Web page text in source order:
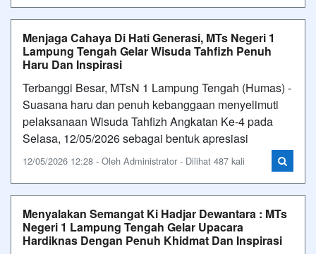
Menjaga Cahaya Di Hati Generasi, MTs Negeri 1
Lampung Tengah Gelar Wisuda Tahfizh Penuh
Haru Dan Inspirasi
Terbanggi Besar, MTsN 1 Lampung Tengah (Humas) -
Suasana haru dan penuh kebanggaan menyelimuti
pelaksanaan Wisuda Tahfizh Angkatan Ke-4 pada
Selasa, 12/05/2026 sebagai bentuk apresiasi
12/05/2026 12:28 - Oleh Administrator - Dilihat 487 kali
Menyalakan Semangat Ki Hadjar Dewantara : MTs
Negeri 1 Lampung Tengah Gelar Upacara
Hardiknas Dengan Penuh Khidmat Dan Inspirasi